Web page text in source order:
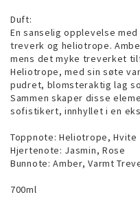
Duft:
En sanselig opplevelse
treverk og heliotrope.
mens det myke treverket
Heliotrope, med sin søte
pudret, blomsteraktig lag
Sammen skaper disse
sofistikert, innhyllet i en
Toppnote: Heliotrope, Hvite
Hjertenote: Jasmin, Rose
Bunnote: Amber, Varmt
700ml